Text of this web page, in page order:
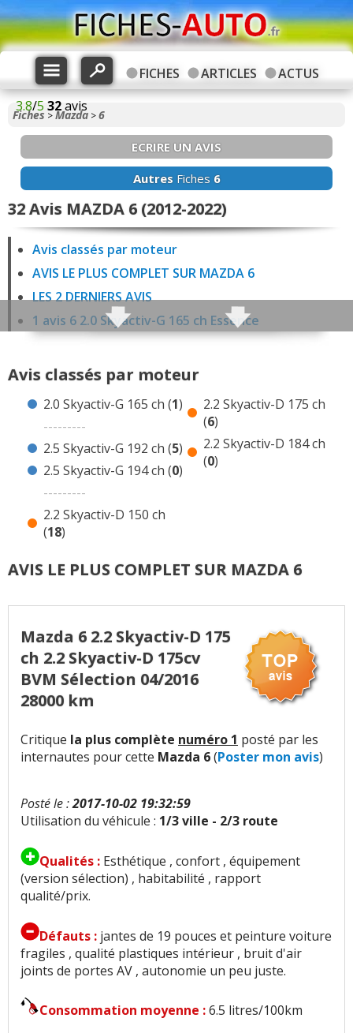
FICHES ARTICLES
ACTUS
3.8/5 32avis
Fiches >Mazda >6
ECRIRE UN AVIS
AutresFiches 6
32 Avis MAZDA 6 (2012-2022)
Avis classés par moteur
AVIS LE PLUS COMPLET SUR MAZDA 6
LES 2 DERNIERS AVIS
1 avis 6 2.0 Skyactiv-G 165 ch Essence
0 avis 6 2.5 Skyactiv-G 194 ch Essence
6 avis 6 2.2 Skyactiv-D 175 ch Diesel
0 avis 6 2.2 Skyactiv-D 184 ch Diesel
Avis de concurrentes ?
Avis classés par moteur
2.0 Skyactiv-G 165 ch (1)
---------
2.5 Skyactiv-G 192 ch (5)
2.5 Skyactiv-G 194 ch (0)
---------
2.2 Skyactiv-D 150 ch
(18)
2.2 Skyactiv-D 175 ch
(6)
2.2 Skyactiv-D 184 ch
(0)
AVIS LE PLUS COMPLET SUR MAZDA 6
Mazda 6 2.2 Skyactiv-D 175
ch 2.2 Skyactiv-D 175cv
BVM Sélection 04/2016
28000 km
Critique la plus complète numéro 1 posté par les
internautes pour cette Mazda 6(Poster mon avis)
Posté le :2017-10-02 19:32:59
Utilisation du véhicule : 1/3 ville - 2/3 route
Qualités : Esthétique , confort , équipement
(version sélection) , habitabilité , rapport
qualité/prix.
Défauts : jantes de 19 pouces et peinture voiture
fragiles , qualité plastiques intérieur , bruit d'air
joints de portes AV , autonomie un peu juste.
Consommation moyenne :6.5 litres/100km